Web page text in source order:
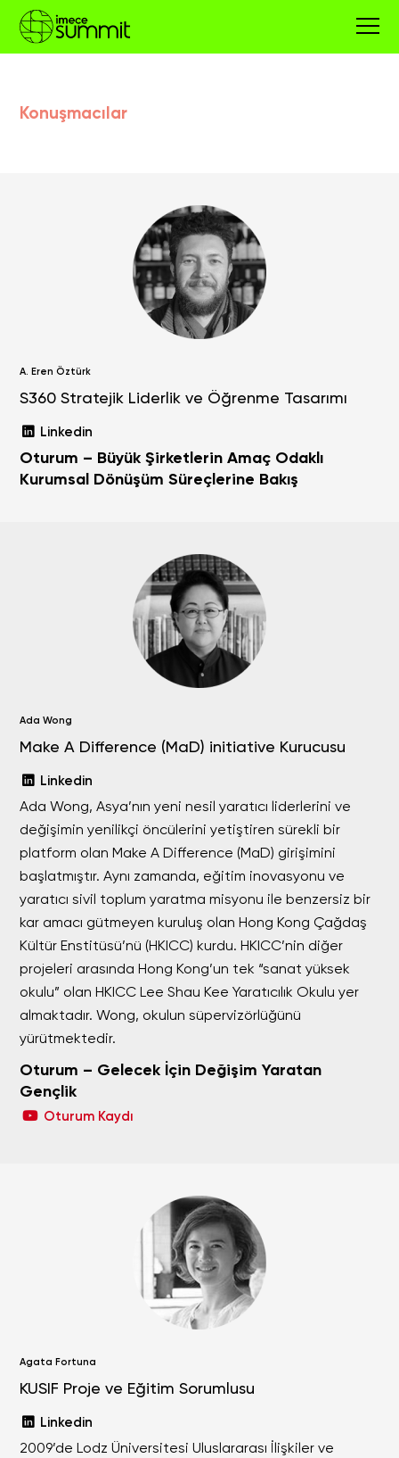
Konuşmacılar
A. Eren Öztürk
S360 Stratejik Liderlik ve Öğrenme Tasarımı
Linkedin
Oturum – Büyük Şirketlerin Amaç Odaklı
Kurumsal Dönüşüm Süreçlerine Bakış
Ada Wong
Make A Difference (MaD) initiative Kurucusu
Linkedin
Ada Wong, Asya’nın yeni nesil yaratıcı liderlerini ve
değişimin yenilikçi öncülerini yetiştiren sürekli bir
platform olan Make A Difference (MaD) girişimini
başlatmıştır. Aynı zamanda, eğitim inovasyonu ve
yaratıcı sivil toplum yaratma misyonu ile benzersiz bir
kar amacı gütmeyen kuruluş olan Hong Kong Çağdaş
Kültür Enstitüsü’nü (HKICC) kurdu. HKICC’nin diğer
projeleri arasında Hong Kong’un tek “sanat yüksek
okulu” olan HKICC Lee Shau Kee Yaratıcılık Okulu yer
almaktadır. Wong, okulun süpervizörlüğünü
yürütmektedir.
Oturum – Gelecek İçin Değişim Yaratan
Gençlik
Oturum Kaydı
Agata Fortuna
KUSIF Proje ve Eğitim Sorumlusu
Linkedin
2009’de Lodz Üniversitesi Uluslararası İlişkiler ve